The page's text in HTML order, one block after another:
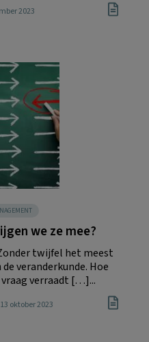
2023
we ze mee?
twijfel het meest
veranderkunde. Hoe
vraag verraadt […]...
oktober 2023